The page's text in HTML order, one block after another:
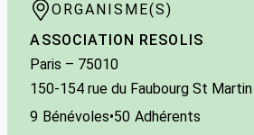
ORGANISME(S)
ASSOCIATION RESOLIS
Paris – 75010
150-154 rue du Faubourg St Martin
9 Bénévoles•50 Adhérents